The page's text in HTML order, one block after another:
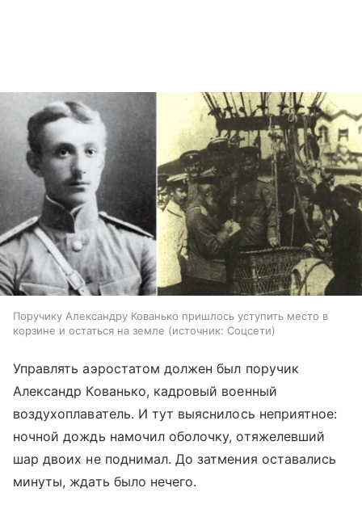
Поручику Александру Кованько пришлось уступить место в
корзине и остаться на земле
источник: Соцсети
Управлять аэростатом должен был поручик
Александр Кованько, кадровый военный
воздухоплаватель. И тут выяснилось неприятное:
ночной дождь намочил оболочку, отяжелевший
шар двоих не поднимал. До затмения оставались
минуты, ждать было нечего.